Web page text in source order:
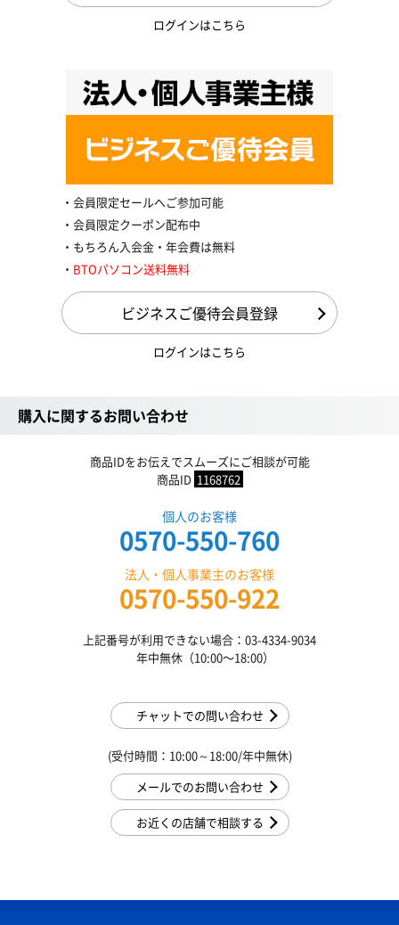
ログインはこちら
会員限定セールへご参加可能
会員限定クーポン配布中
もちろん入会金・年会費は無料
BTOパソコン送料無料
ビジネスご優待会員登録
ログインはこちら
購入に関するお問い合わせ
商品IDをお伝えでスムーズにご相談が可能
商品ID 1168762
個人のお客様
0570-550-760
法人・個人事業主のお客様
0570-550-922
上記番号が利用できない場合：03-4334-9034
年中無休（10:00〜18:00）
チャットでの問い合わせ
(受付時間：10:00～18:00/年中無休)
メールでのお問い合わせ
お近くの店舗で相談する